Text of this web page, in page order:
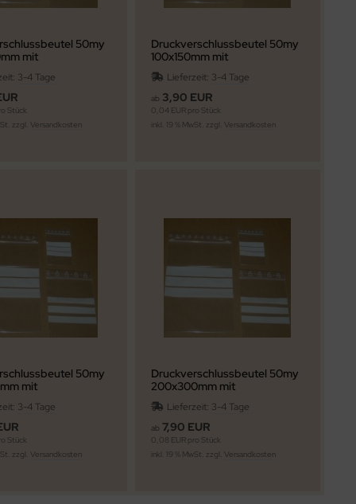
50my
mit
3-4 Tage
Stück
zzgl. Versandkosten
Druckverschlussbeutel 50my
100x150mm mit
Lieferzeit: 3-4 Tage
ab 3,90 EUR
0,04 EUR pro Stück
inkl. 19 % MwSt. zzgl. Versandkosten
50my
mit
3-4 Tage
Stück
zzgl. Versandkosten
Druckverschlussbeutel 50my
200x300mm mit
Beschriftungsfeld
Lieferzeit: 3-4 Tage
ab 7,90 EUR
0,08 EUR pro Stück
inkl. 19 % MwSt. zzgl. Versandkosten